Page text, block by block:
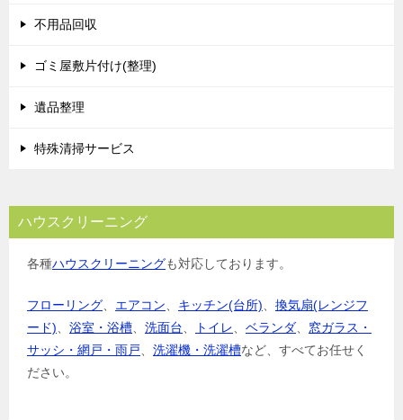
不用品回収
ゴミ屋敷片付け(整理)
遺品整理
特殊清掃サービス
ハウスクリーニング
各種ハウスクリーニングも対応しております。
フローリング エアコン キッチン(台所)
換気扇(レンジフ
ード)
浴室・浴槽 洗面台 トイレ ベランダ
窓ガラス・
サッシ・網戸・雨戸
洗濯機・洗濯槽など、すべてお任せく
ださい。